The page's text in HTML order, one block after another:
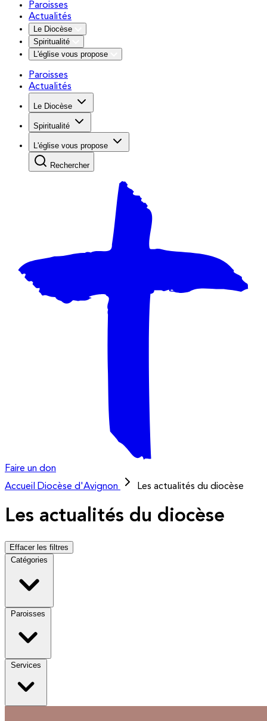
Paroisses
Actualités
Le Diocèse
Spiritualité
L'église vous propose
Paroisses
Actualités
Le Diocèse
Spiritualité
L'église vous propose
Rechercher
Faire un don
Accueil
Diocèse d'Avignon Les actualités du diocèse
Les actualités du diocèse
Effacer les filtres
Catégories
Paroisses
Services